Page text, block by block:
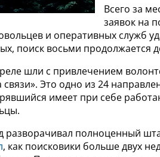
Всего за
заявок на
и оперативных служб
поиск восьми продолжается
шли с привлечением
Это одно из 24
имеет при себе
разворачивал полноценный
, как поисковики больше двух